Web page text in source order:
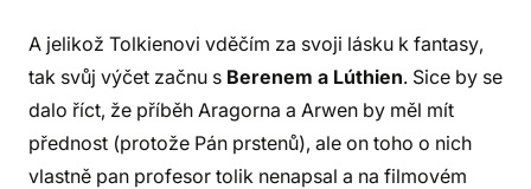
A jelikož Tolkienovi vděčím za svoji lásku k fantasy,
tak svůj výčet začnu s Berenem a Lúthien. Sice by se
dalo říct, že příběh Aragorna a Arwen by měl mít
přednost (protože Pán prstenů), ale on toho o nich
vlastně pan profesor tolik nenapsal a na filmovém